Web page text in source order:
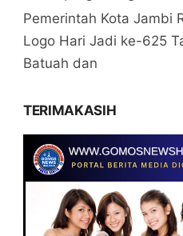
Pemerintah Kota Jambi
Logo Hari Jadi ke-625
Batuah dan
TERIMAKASIH